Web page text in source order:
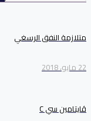
متلازمة النفق الرسغي
22 مايو، 2018
ڤايتامين سي C